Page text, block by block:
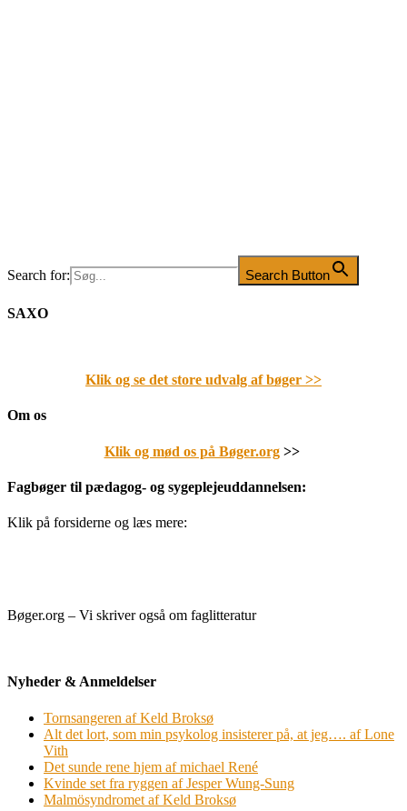
Search for: Search Button
SAXO
Klik og se det store udvalg af bøger >>
Om os
Klik og mød os på Bøger.org>>
Fagbøger til pædagog- og sygeplejeuddannelsen:
Klik på forsiderne og læs mere:
Bøger.org – Vi skriver også om faglitteratur
Nyheder & Anmeldelser
Tornsangeren af Keld Broksø
Alt det lort, som min psykolog insisterer på, at jeg…. af Lone
Vith
Det sunde rene hjem af michael René
Kvinde set fra ryggen af Jesper Wung-Sung
Malmösyndromet af Keld Broksø